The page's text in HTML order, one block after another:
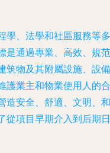
學、法學和社區服務等多
是通過專業、高效、規范
筑物及其附屬設施、設備
護業主和物業使用人的合
造安全、舒適、文明、和
從項目早期介入到后期日